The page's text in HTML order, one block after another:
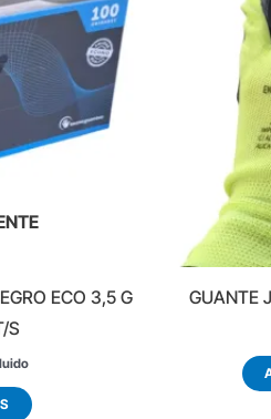
ECO 3,5 G
S
GUANTE